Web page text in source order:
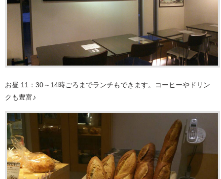
お昼 11：30～14時ごろまでランチもできます。コーヒーやドリン
クも豊富♪